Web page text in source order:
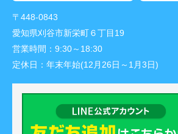
〒448-0843
愛知県刈谷市新栄町６丁目19
営業時間： 9:30～18:30
定休日： 年末年始(12月26日～1月3日)